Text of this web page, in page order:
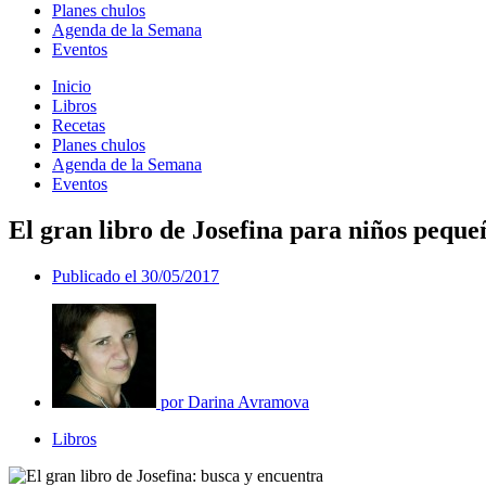
Planes chulos
Agenda de la Semana
Eventos
Inicio
Libros
Recetas
Planes chulos
Agenda de la Semana
Eventos
El gran libro de Josefina para niños
Publicado el 30/05/2017
porDarina Avramova
Libros